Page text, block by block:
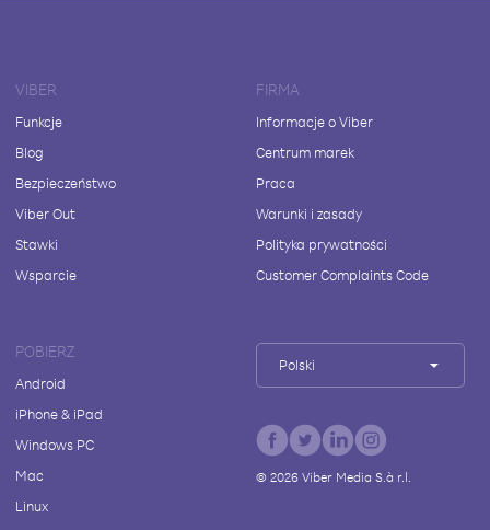
VIBER
Funkcje
Blog
Bezpieczeństwo
Viber Out
Stawki
Wsparcie
FIRMA
Informacje o Viber
Centrum marek
Praca
Warunki i zasady
Polityka prywatności
Customer Complaints Code
POBIERZ
Android
iPhone & iPad
Windows PC
Mac
Linux
Polski
© 2026Viber Media S.à r.l.